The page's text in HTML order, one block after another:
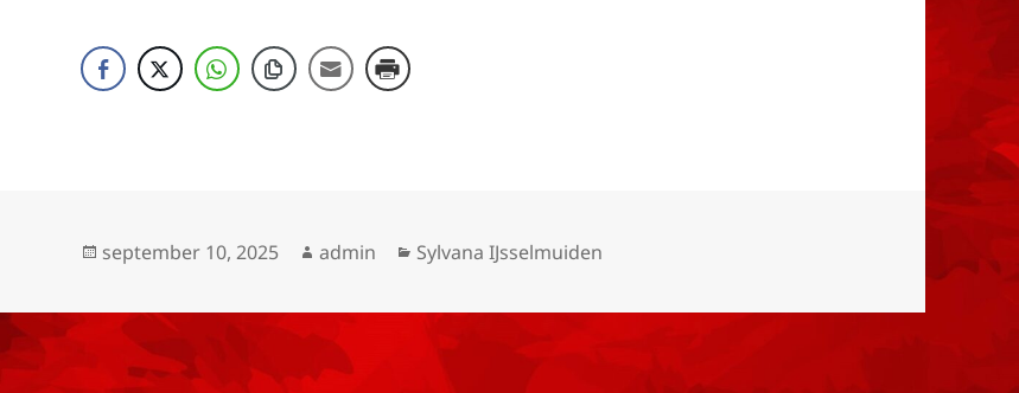
Geplaatst
september 10, 2025 Auteur
admin Categorieën
Sylvana IJsselmuiden